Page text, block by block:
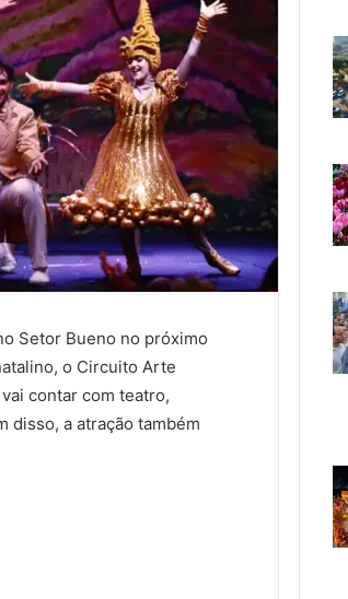
Setor Bueno no próximo
o Circuito Arte
contar com teatro,
disso, a atração também